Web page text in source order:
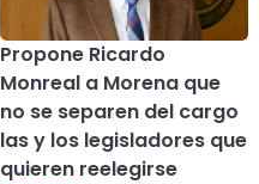
Propone Ricardo
Monreal a Morena que
no se separen del cargo
las y los legisladores que
quieren reelegirse